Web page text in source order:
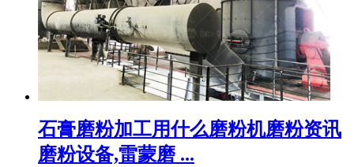
石膏磨粉加工用什么磨粉机磨粉资讯
磨粉设备,雷蒙磨 ...